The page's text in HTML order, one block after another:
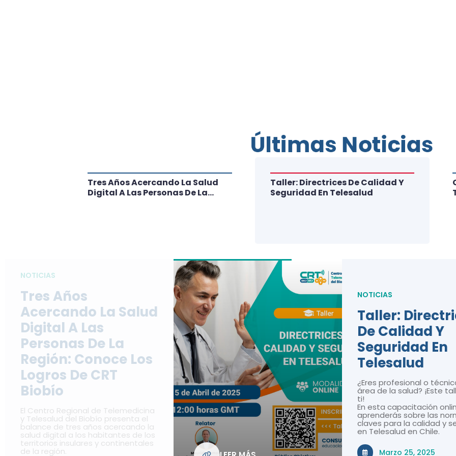
NOTICIAS
Tres Años
Acercando La Salud
Digital A Las
Personas De La
Región: Conoce Los
Logros De CRT
Biobío
El Centro Regional de Telemedicina
y Telesalud del Biobío presenta el
balance de tres años acercando la
salud digital a los habitantes de los
territorios insulares y continentales
de la región.
NOTICIAS
Taller:
De Calidad Y
Seguridad En
Telesalud
¿Eres profesional o
área de la salud? ¡Este
ti!
En esta capacitación
aprenderás sobre las
claves para la calidad y
en Telesalud en Chile.
Marzo 25, 2025
Tres Años Acercando La Salud
Digital A Las Personas De La
Taller: Directrices De Calidad Y
Seguridad En Telesalud
Últimas Noticias